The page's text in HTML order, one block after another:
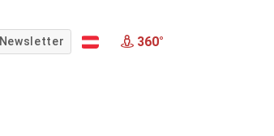
Newsletter 360°